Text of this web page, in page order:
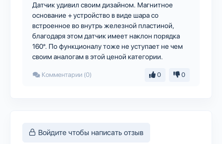
Датчик удивил своим дизайном. Магнитное
основание + устройство в виде шара со
встроенное во внутрь железной пластиной,
благодаря этом датчик имеет наклон порядка
160°. По функционалу тоже не уступает не чем
своим аналогам в этой ценой категории.
Комментарии (0) 0 0
Войдите чтобы написать отзыв